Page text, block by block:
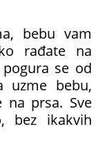
bebu vam
rađate na
se od
uzme bebu,
prsa. Sve
bez ikakvih